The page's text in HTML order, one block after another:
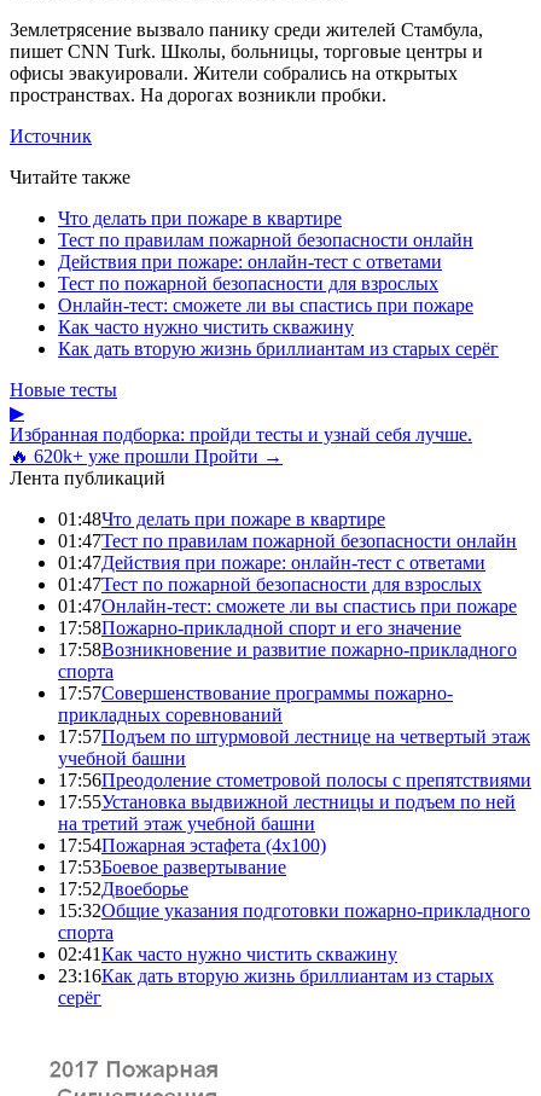
Землетрясение вызвало панику среди жителей Стамбула,
пишет CNN Turk. Школы, больницы, торговые центры и
офисы эвакуировали. Жители собрались на открытых
пространствах. На дорогах возникли пробки.
Источник
Читайте также
Что делать при пожаре в квартире
Тест по правилам пожарной безопасности онлайн
Действия при пожаре: онлайн-тест с ответами
Тест по пожарной безопасности для взрослых
Онлайн-тест: сможете ли вы спастись при пожаре
Как часто нужно чистить скважину
Как дать вторую жизнь бриллиантам из старых серёг
Новые тесты
▶
Избранная подборка: пройди тесты и узнай себя лучше.
🔥 620k+ уже прошли Пройти →
Лента публикаций
01:48Что делать при пожаре в квартире
01:47Тест по правилам пожарной безопасности онлайн
01:47Действия при пожаре: онлайн-тест с ответами
01:47Тест по пожарной безопасности для взрослых
01:47Онлайн-тест: сможете ли вы спастись при пожаре
17:58Пожарно-прикладной спорт и его значение
17:58Возникновение и развитие пожарно-прикладного
спорта
17:57Совершенствование программы пожарно-
прикладных соревнований
17:57Подъем по штурмовой лестнице на четвертый этаж
учебной башни
17:56Преодоление стометровой полосы с препятствиями
17:55Установка выдвижной лестницы и подъем по ней
на третий этаж учебной башни
17:54Пожарная эстафета (4x100)
17:53Боевое развертывание
17:52Двоеборье
15:32Общие указания подготовки пожарно-прикладного
спорта
02:41Как часто нужно чистить скважину
23:16Как дать вторую жизнь бриллиантам из старых
серёг